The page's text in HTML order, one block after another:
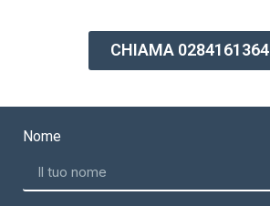
CHIAMA 0284161364
Nome